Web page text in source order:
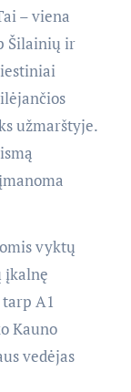
– viena
Šilainių ir
užmarštyje.
vyktų
įkalnę
A1
Kauno
vedėjas